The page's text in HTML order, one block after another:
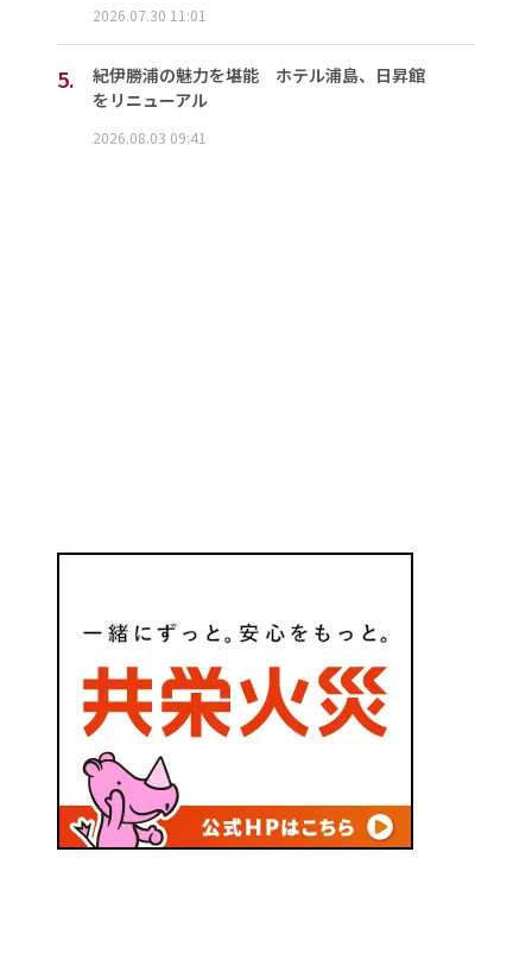
2026.07.30 11:01
5.
紀伊勝浦の魅力を堪能 ホテル浦島、日昇館
をリニューアル
2026.08.03 09:41